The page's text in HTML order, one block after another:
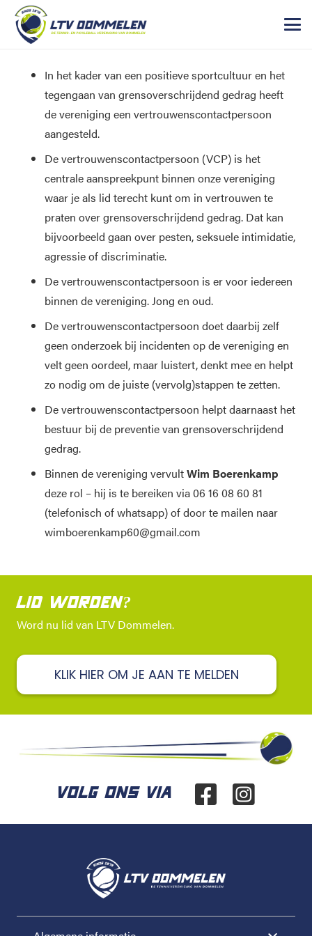
In het kader van een positieve sportcultuur en het
tegengaan van grensoverschrijdend gedrag heeft
de vereniging een vertrouwenscontactpersoon
aangesteld.
De vertrouwenscontactpersoon (VCP) is het
centrale aanspreekpunt binnen onze vereniging
waar je als lid terecht kunt om in vertrouwen te
praten over grensoverschrijdend gedrag. Dat kan
bijvoorbeeld gaan over pesten, seksuele intimidatie,
agressie of discriminatie.
De vertrouwenscontactpersoon is er voor iedereen
binnen de vereniging. Jong en oud.
De vertrouwenscontactpersoon doet daarbij zelf
geen onderzoek bij incidenten op de vereniging en
velt geen oordeel, maar luistert, denkt mee en helpt
zo nodig om de juiste (vervolg)stappen te zetten.
De vertrouwenscontactpersoon helpt daarnaast het
bestuur bij de preventie van grensoverschrijdend
gedrag.
Binnen de vereniging vervultWim Boerenkamp
deze rol – hij is te bereiken via 06 16 08 60 81
(telefonisch of whatsapp) of door te mailen naar
wimboerenkamp60@gmail.com
LID WORDEN?
Word nu lid van LTV Dommelen.
KLIK HIER OM JE AAN TE MELDEN
VOLG ONS VIA